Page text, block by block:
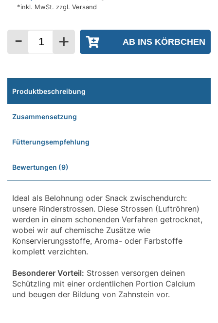
*inkl. MwSt. zzgl. Versand
- +
Produktbeschreibung
Zusammensetzung
Fütterungsempfehlung
Bewertungen (9)
Ideal als Belohnung oder Snack zwischendurch:
unsere Rinderstrossen. Diese Strossen (Luftröhren)
werden in einem schonenden Verfahren getrocknet,
wobei wir auf chemische Zusätze wie
Konservierungsstoffe, Aroma- oder Farbstoffe
komplett verzichten.
Besonderer Vorteil: Strossen versorgen deinen
Schützling mit einer ordentlichen Portion Calcium
und beugen der Bildung von Zahnstein vor.